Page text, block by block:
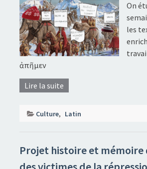
On
les
ἀπῆμεν
Lire la suite
Culture, Latin
Projet histoire et mémoire